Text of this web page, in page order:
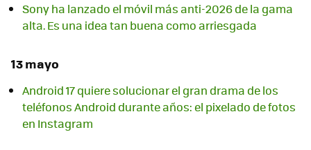
Sony ha lanzado el móvil más anti-2026 de la gama
alta. Es una idea tan buena como arriesgada
13 mayo
Android 17 quiere solucionar el gran drama de los
teléfonos Android durante años: el pixelado de fotos
en Instagram